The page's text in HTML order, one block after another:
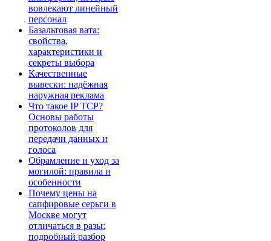
вовлекают линейный
персонал
Базальтовая вата:
свойства,
характеристики и
секреты выбора
Качественные
вывески: надёжная
наружная реклама
Что такое IP TCP?
Основы работы
протоколов для
передачи данных и
голоса
Обрамление и уход за
могилой: правила и
особенности
Почему цены на
сапфировые серьги в
Москве могут
отличаться в разы:
подробный разбор